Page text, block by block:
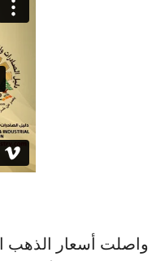
واصلت أسعار الذهب